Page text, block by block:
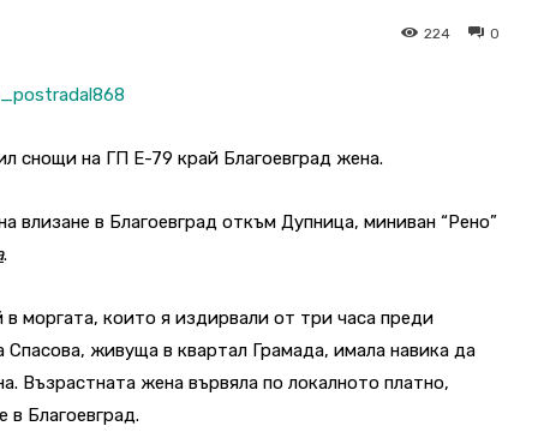
0
224
снощи на ГП Е-79 край Благоевград жена.
влизане в Благоевград откъм Дупница, миниван “Рено”
.
моргата, които я издирвали от три часа преди
живуща в квартал Грамада, имала навика да
Възрастната жена вървяла по локалното платно,
в Благоевград.